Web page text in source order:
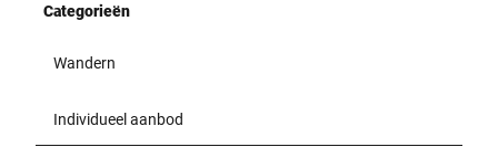
Categorieën
Wandern
Individueel aanbod